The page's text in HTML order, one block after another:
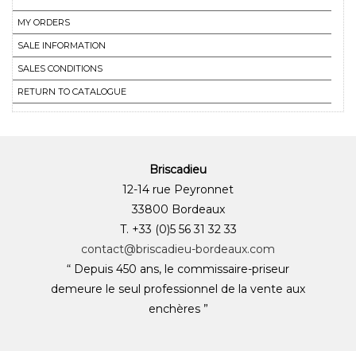
MY ORDERS
SALE INFORMATION
SALES CONDITIONS
RETURN TO CATALOGUE
Briscadieu
12-14 rue Peyronnet
33800 Bordeaux
T. +33 (0)5 56 31 32 33
contact@briscadieu-bordeaux.com
“ Depuis 450 ans, le commissaire-priseur
demeure le seul professionnel de la vente aux
enchères ”